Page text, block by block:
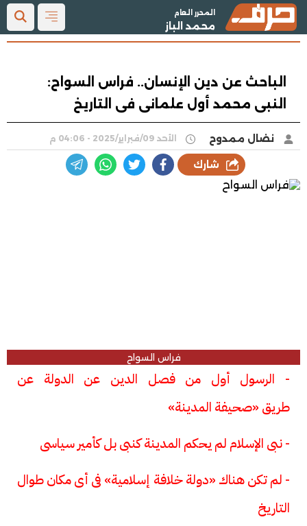
المحرر العام
محمد الباز
الباحث عن دين الإنسان.. فراس السواح:
النبى محمد أول علمانى فى التاريخ
نضال ممدوح الأحد 09/فبراير/2025 - 04:06 م
شارك
فراس السواح
- الرسول أول من فصل الدين عن الدولة عن
طريق «صحيفة المدينة»
- نبى الإسلام لم يحكم المدينة كنبى بل كأمير سياسى
- لم تكن هناك «دولة خلافة إسلامية» فى أى مكان طوال
التاريخ